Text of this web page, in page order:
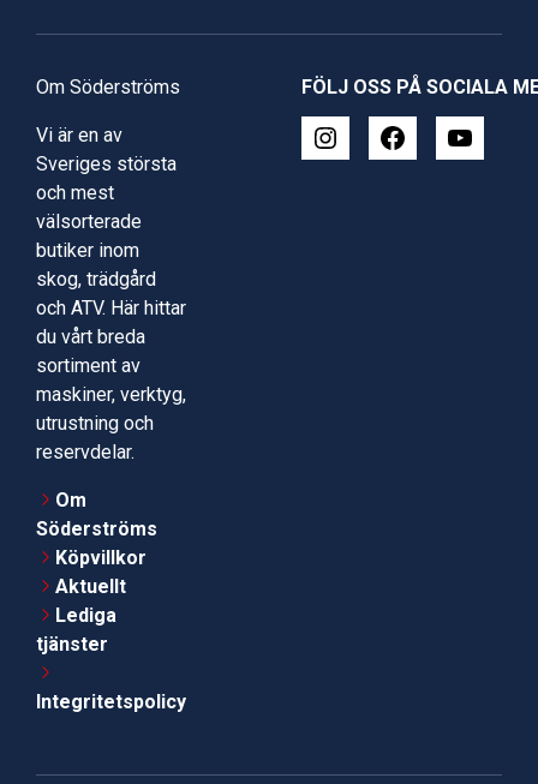
Om Söderströms
Vi är en av
Sveriges största
och mest
välsorterade
butiker inom
skog, trädgård
och ATV. Här hittar
du vårt breda
sortiment av
maskiner, verktyg,
utrustning och
reservdelar.
Om
Söderströms
Köpvillkor
Aktuellt
Lediga
tjänster
Integritetspolicy
FÖLJ OSS PÅ SOCIALA